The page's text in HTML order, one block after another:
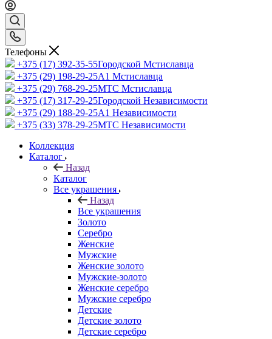
Телефоны
+375 (17) 392-35-55Городской Мстиславца
+375 (29) 198-29-25A1 Мстиславца
+375 (29) 768-29-25МТС Мстиславца
+375 (17) 317-29-25Городской Независимости
+375 (29) 188-29-25A1 Независимости
+375 (33) 378-29-25МТС Независимости
Коллекция
Каталог
Назад
Каталог
Все украшения
Назад
Все украшения
Золото
Серебро
Женские
Мужские
Женские золото
Мужские-золото
Женские серебро
Мужские серебро
Детские
Детские золото
Детские серебро